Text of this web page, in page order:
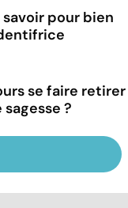
pour bien
se faire retirer
?